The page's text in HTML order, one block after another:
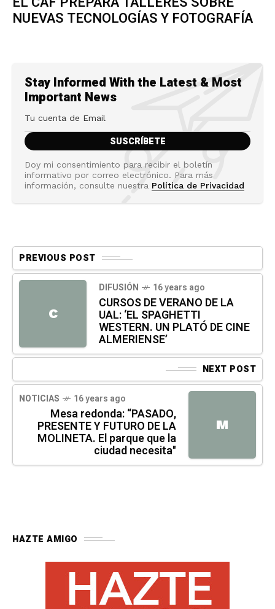
NUEVAS TECNOLOGÍAS Y FOTOGRAFÍA
Stay Informed With the Latest & Most
Important News
Doy mi consentimiento para recibir el boletín
informativo por correo electrónico. Para más
información, consulte nuestra Política de Privacidad
PREVIOUS POST
C
DIFUSIÓN 16 years ago
CURSOS DE VERANO DE LA
UAL: ‘EL SPAGHETTI
WESTERN. UN PLATÓ DE CINE
ALMERIENSE’
NEXT POST
M
NOTICIAS 16 years ago
Mesa redonda: “PASADO,
PRESENTE Y FUTURO DE LA
MOLINETA. El parque que la
ciudad necesita"
HAZTE AMIGO